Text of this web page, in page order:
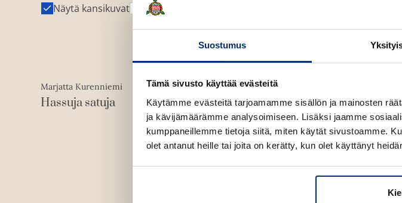
Suostumus
Tämä sivusto käyttää evästeitä
Käytämme evästeitä tarjoamamme sisällön ja mainosten
ja kävijämäärämme analysoimiseen. Lisäksi jaamme
kumppaneillemme tietoja siitä, miten käytät sivustoamme.
olet antanut heille tai joita on kerätty, kun olet käyttänyt
Näytä kansikuvat Näytä tekijäkuvat
Marjatta Kurenniemi
Hassuja satuja
ISBN9789510422908
1400x1400px